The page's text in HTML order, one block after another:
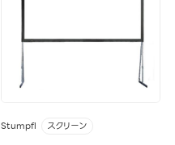
Stumpfl スクリーン